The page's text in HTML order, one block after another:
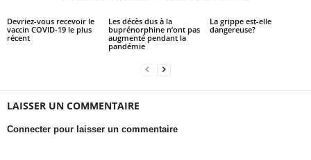
Devriez-vous recevoir le
vaccin COVID-19 le plus
récent
Les décès dus à la
buprénorphine n’ont pas
augmenté pendant la
pandémie
La grippe est-elle
dangereuse?
LAISSER UN COMMENTAIRE
Connecter pour laisser un commentaire